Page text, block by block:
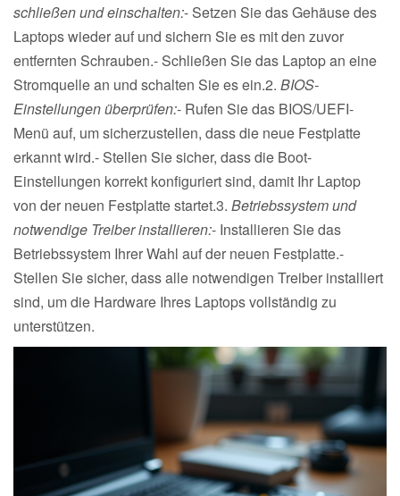
schließen und einschalten:- Setzen Sie das Gehäuse des
Laptops wieder auf und sichern Sie es mit den zuvor
entfernten Schrauben.- Schließen Sie das Laptop an eine
Stromquelle an und schalten Sie es ein.2. BIOS-
Einstellungen überprüfen:- Rufen Sie das BIOS/UEFI-
Menü auf, um sicherzustellen, dass die neue Festplatte
erkannt wird.- Stellen Sie sicher, dass die Boot-
Einstellungen korrekt konfiguriert sind, damit Ihr Laptop
von der neuen Festplatte startet.3. Betriebssystem und
notwendige Treiber installieren:- Installieren Sie das
Betriebssystem Ihrer Wahl auf der neuen Festplatte.-
Stellen Sie sicher, dass alle notwendigen Treiber installiert
sind, um die Hardware Ihres Laptops vollständig zu
unterstützen.